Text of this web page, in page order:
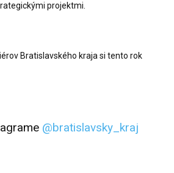
projektmi.
Bratislavského kraja si tento rok
@bratislavsky_kraj